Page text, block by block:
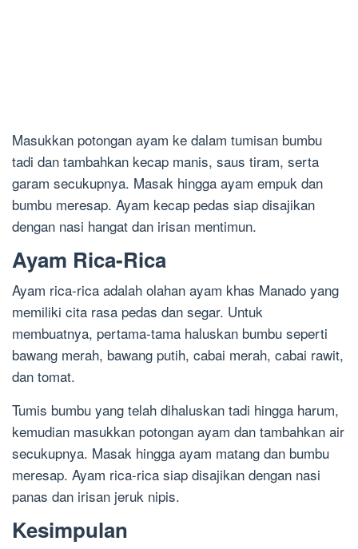
Masukkan potongan ayam ke dalam tumisan bumbu
tadi dan tambahkan kecap manis, saus tiram, serta
garam secukupnya. Masak hingga ayam empuk dan
bumbu meresap. Ayam kecap pedas siap disajikan
dengan nasi hangat dan irisan mentimun.
Ayam Rica-Rica
Ayam rica-rica adalah olahan ayam khas Manado yang
memiliki cita rasa pedas dan segar. Untuk
membuatnya, pertama-tama haluskan bumbu seperti
bawang merah, bawang putih, cabai merah, cabai rawit,
dan tomat.
Tumis bumbu yang telah dihaluskan tadi hingga harum,
kemudian masukkan potongan ayam dan tambahkan air
secukupnya. Masak hingga ayam matang dan bumbu
meresap. Ayam rica-rica siap disajikan dengan nasi
panas dan irisan jeruk nipis.
Kesimpulan